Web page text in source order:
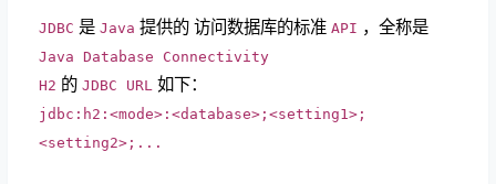
JDBC 是 Java 提供的 访问数据库的标准 API ，全称是
Java Database Connectivity
H2 的 JDBC URL 如下：
jdbc:h2:<mode>:<database>;<setting1>;
<setting2>;...